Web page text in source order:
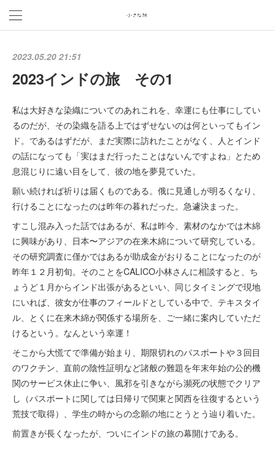
2023.05.20 21:51
2023インドの旅 その1
私は大好きな染織についてのあれこれを、幸運にも仕事にしてい
るのだが、その染織を語る上ではずせないのは何といってもイン
ド。であるはずだが、まだ実際に訪れたことがなく、人とインド
の話になっても「実はまだ行ったことはないんですよね」とため
息混じりに遠い目をして、彼の地を夢見ていた。
願い続ければ祈りは届くものである。俄に見通しが明るくなり、
行けることになったのは昨年の暮れだった。急遽決まった。
すこし混み入った話ではあるが、私は昨今、素材のなかでは木綿
に興味があり、日本〜アジアの在来木綿について研究している。
その研究調査に僅かではあるが助成金がおりることになったのが
昨年１２月初旬。そのことをCALICO小林さんに相談すると、ち
ょうど１月からインド出張があるといい、同じタイミングで現地
にいれば、彼女が仕事のフィールドとしている中で、テキスタイ
ル、とくに在来木綿が関係する場所を、ご一緒に案内していただ
けるという。なんという幸運！
そこから大慌てで準備が始まり、期限切れのパスポートや３回目
のワクチン、直前の陰性証明など諸般の難題を年末年始の公的機
関のサービス休止に争い、風邪を引きながら瀕死の状態でクリア
し（パスポートに関しては日帰りで関東と関西を往復するという
荒技で取得）、学生の時からの念願の地にとうとう辿り着いた。
前置きが長くなったが、ついにインドの旅の幕開けである。